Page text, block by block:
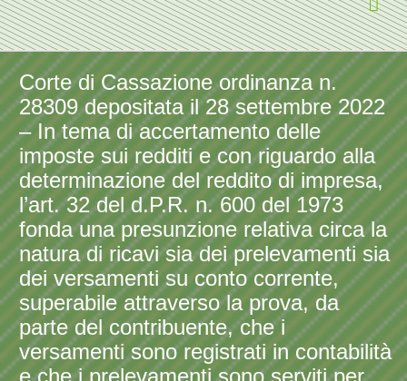
Corte di Cassazione ordinanza n.
28309 depositata il 28 settembre 2022
– In tema di accertamento delle
imposte sui redditi e con riguardo alla
determinazione del reddito di impresa,
l’art. 32 del d.P.R. n. 600 del 1973
fonda una presunzione relativa circa la
natura di ricavi sia dei prelevamenti sia
dei versamenti su conto corrente,
superabile attraverso la prova, da
parte del contribuente, che i
versamenti sono registrati in contabilità